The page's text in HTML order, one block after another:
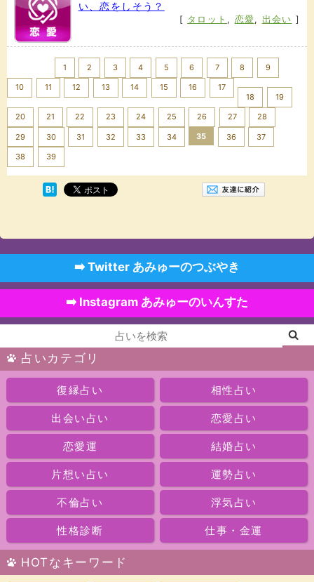
い、恋をしそう？
[ タロット , 恋愛, 出会い ]
1 2 3 4 5 6 7 8 9
10 11 12 13 14 15 16
17
18
19
20 21 22 23 24 25 26 27 28
29 30 31 32 33 34 35 36 37
38 39
➡️ Twitter あみゅーのつぶやき
➡️ Instagram あみゅーのいんすた
占いカテゴリ
復縁占い 相性占い
出会い占い 恋愛占い
恋愛運 結婚占い
片想い占い 運勢占い
不倫占い 浮気占い
性格診断 仕事・金運
HOTなキーワード